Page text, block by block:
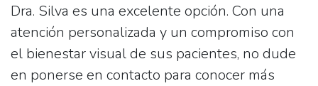
Dra. Silva es una excelente opción. Con una
atención personalizada y un compromiso con
el bienestar visual de sus pacientes, no dude
en ponerse en contacto para conocer más